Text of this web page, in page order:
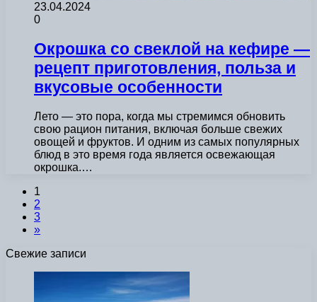
23.04.2024
0
Окрошка со свеклой на кефире —
рецепт приготовления, польза и
вкусовые особенности
Лето — это пора, когда мы стремимся обновить
свою рацион питания, включая больше свежих
овощей и фруктов. И одним из самых популярных
блюд в это время года является освежающая
окрошка.…
1
2
3
»
Свежие записи